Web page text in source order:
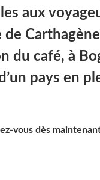
aux
du café, à
pays en
vous dès